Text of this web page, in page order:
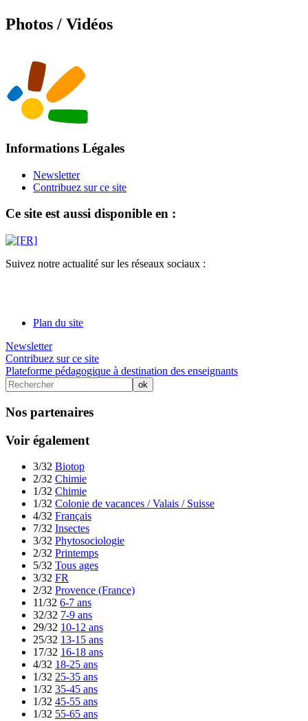
Photos / Vidéos
Informations Légales
Newsletter
Contribuez sur ce site
Ce site est aussi disponible en :
Suivez notre actualité sur les réseaux sociaux :
Plan du site
Newsletter
Contribuez sur ce site
Plateforme pédagogique à destination des enseignants
Nos partenaires
Voir également
3/32 Biotop
2/32 Chimie
1/32 Chimie
1/32 Colonie de vacances / Valais / Suisse
4/32 Français
7/32 Insectes
3/32 Phytosociologie
2/32 Printemps
5/32 Tous ages
3/32 FR
2/32 Provence (France)
11/32 6-7 ans
32/32 7-9 ans
29/32 10-12 ans
25/32 13-15 ans
17/32 16-18 ans
4/32 18-25 ans
1/32 25-35 ans
1/32 35-45 ans
1/32 45-55 ans
1/32 55-65 ans